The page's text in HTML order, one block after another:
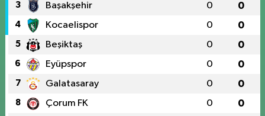
3 Başakşehir 0 0
4 Kocaelispor 0 0
5 Beşiktaş 0 0
6 Eyüpspor 0 0
7 Galatasaray 0 0
8 Çorum FK 0 0